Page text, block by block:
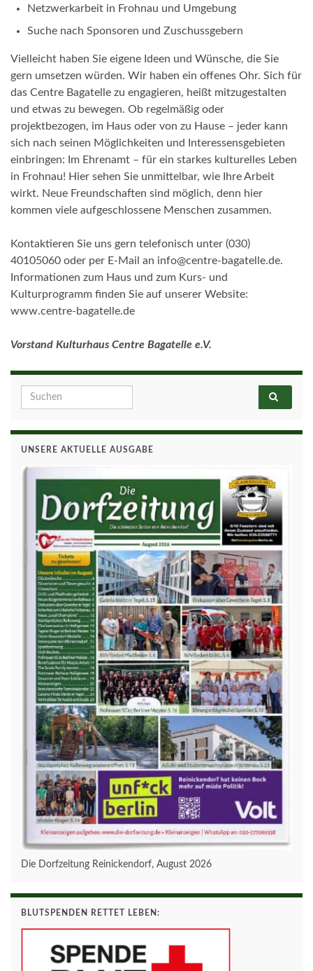
Netzwerkarbeit in Frohnau und Umgebung
Suche nach Sponsoren und Zuschussgebern
Vielleicht haben Sie eigene Ideen und Wünsche, die Sie
gern umsetzen würden. Wir haben ein offenes Ohr. Sich für
das Centre Bagatelle zu engagieren, heißt mitzugestalten
und etwas zu bewegen. Ob regelmäßig oder
projektbezogen, im Haus oder von zu Hause – jeder kann
sich nach seinen Möglichkeiten und Interessensgebieten
einbringen: Im Ehrenamt – für ein starkes kulturelles Leben
in Frohnau! Hier sehen Sie unmittelbar, wie Ihre Arbeit
wirkt. Neue Freundschaften sind möglich, denn hier
kommen viele aufgeschlossene Menschen zusammen.
Kontaktieren Sie uns gern telefonisch unter (030)
40105060 oder per E-Mail an info@centre-bagatelle.de.
Informationen zum Haus und zum Kurs- und
Kulturprogramm finden Sie auf unserer Website:
www.centre-bagatelle.de
Vorstand Kulturhaus Centre Bagatelle e.V.
Search for:
UNSERE AKTUELLE AUSGABE
Die Dorfzeitung Reinickendorf, August 2026
BLUTSPENDEN RETTET LEBEN: